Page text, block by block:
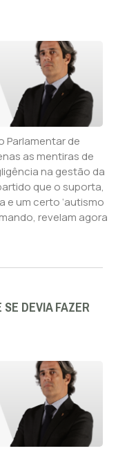
Parlamentar de
as mentiras de
na gestão da
que o suporta,
e um certo ‘autismo
revelam agora
DEVIA FAZER